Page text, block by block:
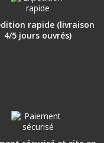
rapide (livraison
4/5 jours ouvrés)